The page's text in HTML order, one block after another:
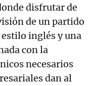
disfrutar de
de un partido
inglés y una
con la
necesarios
dan al